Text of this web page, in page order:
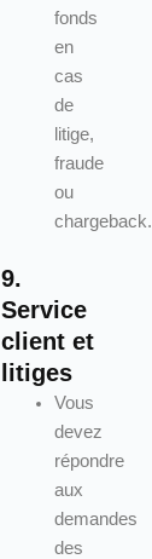
fonds
en
cas
de
litige,
fraude
ou
chargeback.
9.
Service
client et
litiges
Vous
devez
répondre
aux
demandes
des